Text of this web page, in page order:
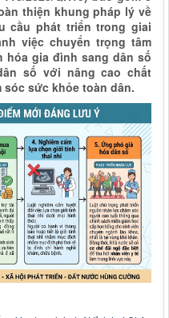
thiện khung pháp lý về
cầu phát triển trong giai
việc chuyển trọng tâm
hóa gia đình sang dân số
số với nâng cao chất
sức khỏe toàn dân.